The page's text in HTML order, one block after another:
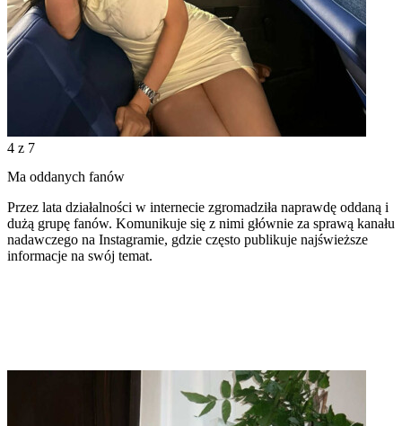
4 z 7
Ma oddanych fanów
Przez lata działalności w internecie zgromadziła naprawdę oddaną i
dużą grupę fanów. Komunikuje się z nimi głównie za sprawą kanału
nadawczego na Instagramie, gdzie często publikuje najświeższe
informacje na swój temat.